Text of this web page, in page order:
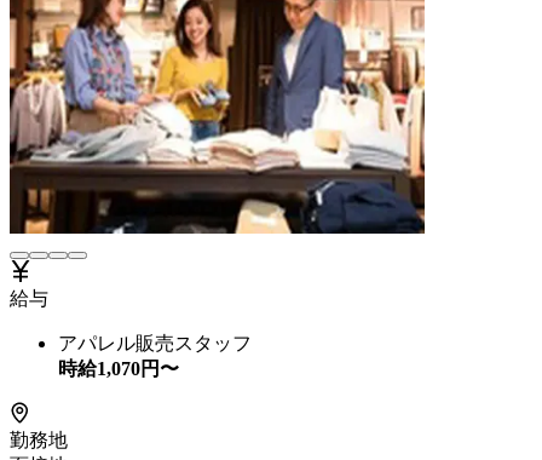
給与
アパレル販売スタッフ
時給1,070円〜
勤務地